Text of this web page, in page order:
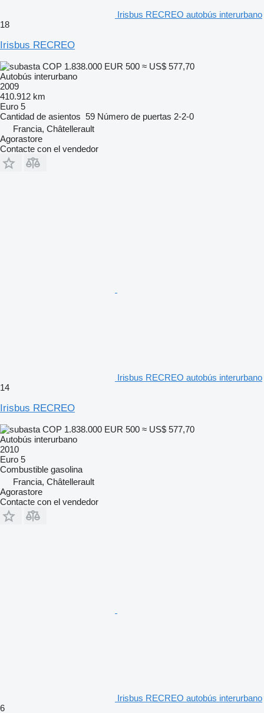
Irisbus RECREO autobús interurbano
18
Irisbus RECREO
COP 1.838.000 EUR 500 ≈ US$ 577,70
Autobús interurbano
2009
410.912 km
Euro 5
Cantidad de asientos 59 Número de puertas 2-2-0
Francia, Châtellerault
Agorastore
Contacte con el vendedor
Irisbus RECREO autobús interurbano
14
Irisbus RECREO
COP 1.838.000 EUR 500 ≈ US$ 577,70
Autobús interurbano
2010
Euro 5
Combustible gasolina
Francia, Châtellerault
Agorastore
Contacte con el vendedor
Irisbus RECREO autobús interurbano
6